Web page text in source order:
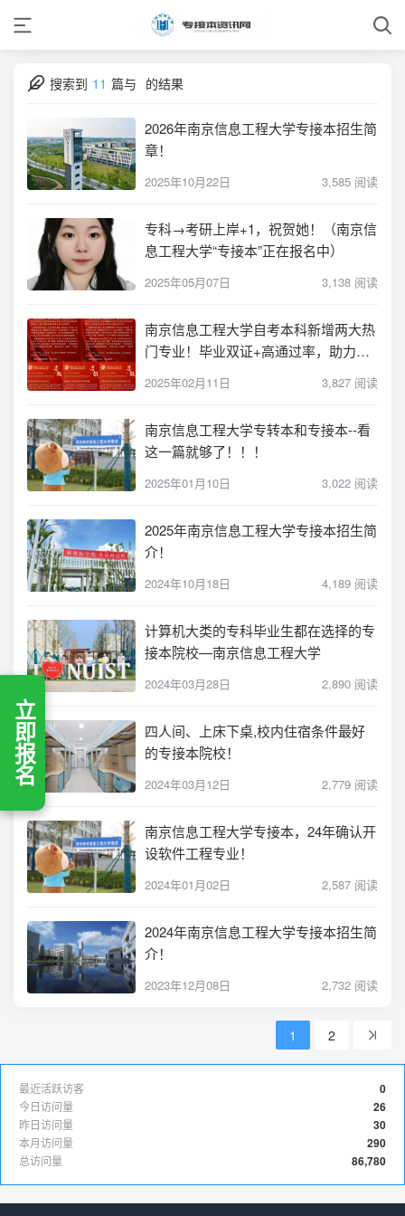
立即报名
搜索到 11 篇与 的结果
2026年南京信息工程大学专接本招生简
章！
2025年10月22日 3,585 阅读
专科→考研上岸+1，祝贺她！（南京信
息工程大学“专接本”正在报名中）
2025年05月07日 3,138 阅读
南京信息工程大学自考本科新增两大热
门专业！毕业双证+高通过率，助力升
2025年02月11日 3,827 阅读
南京信息工程大学专转本和专接本--看
这一篇就够了！！！
2025年01月10日 3,022 阅读
2025年南京信息工程大学专接本招生简
介！
2024年10月18日 4,189 阅读
计算机大类的专科毕业生都在选择的专
接本院校—南京信息工程大学
2024年03月28日 2,890 阅读
四人间、上床下桌,校内住宿条件最好
的专接本院校！
2024年03月12日 2,779 阅读
南京信息工程大学专接本，24年确认开
设软件工程专业！
2024年01月02日 2,587 阅读
2024年南京信息工程大学专接本招生简
介！
2023年12月08日 2,732 阅读
1 2
0
最近活跃访客
26
今日访问量
30
昨日访问量
290
本月访问量
86,780
总访问量